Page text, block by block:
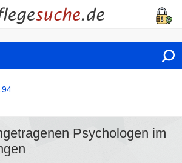
Psychologen im